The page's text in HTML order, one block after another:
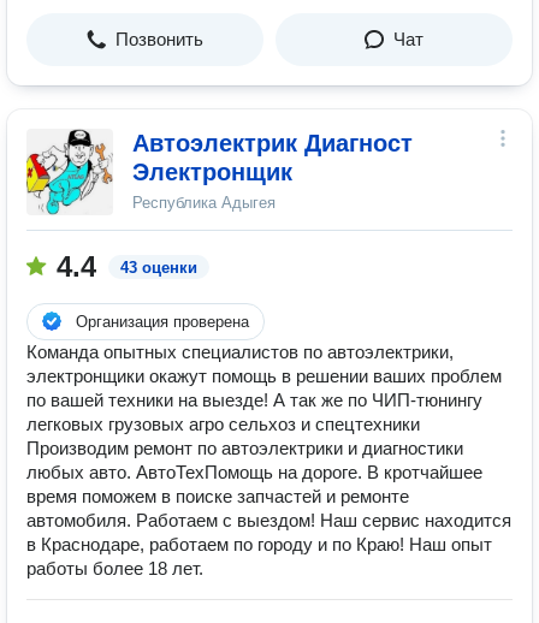
Позвонить Чат
Автоэлектрик Диагност
Электронщик
Республика Адыгея
4.4 43 оценки
Организация проверена
Команда опытных специалистов по автоэлектрики,
электронщики окажут помощь в решении ваших проблем
по вашей техники на выезде! А так же по ЧИП-тюнингу
легковых грузовых агро сельхоз и спецтехники
Производим ремонт по автоэлектрики и диагностики
любых авто. АвтоТехПомощь на дороге. В кротчайшее
время поможем в поиске запчастей и ремонте
автомобиля. Работаем с выездом! Наш сервис находится
в Краснодаре, работаем по городу и по Краю! Наш опыт
работы более 18 лет.